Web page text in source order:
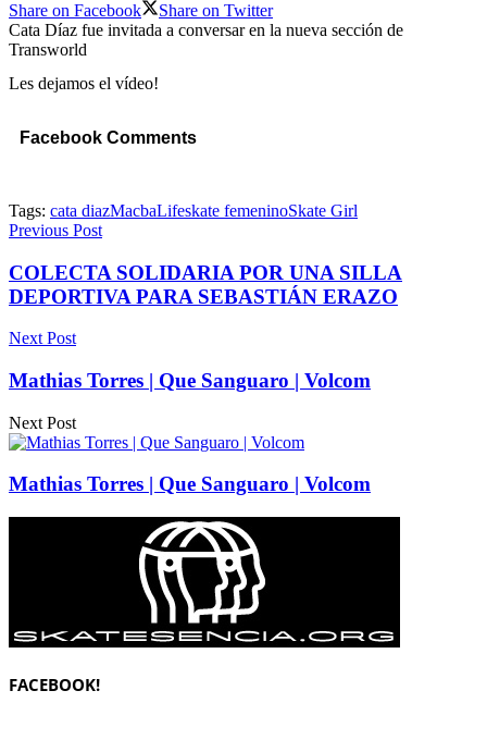
Share on Facebook
Share on Twitter
Cata Díaz fue invitada a conversar en la nueva sección de
Transworld
Les dejamos el vídeo!
Facebook Comments
Tags: cata diazMacbaLifeskate femeninoSkate Girl
Previous Post
COLECTA SOLIDARIA POR UNA SILLA
DEPORTIVA PARA SEBASTIÁN ERAZO
Next Post
Mathias Torres | Que Sanguaro | Volcom
Next Post
Mathias Torres | Que Sanguaro | Volcom
FACEBOOK!